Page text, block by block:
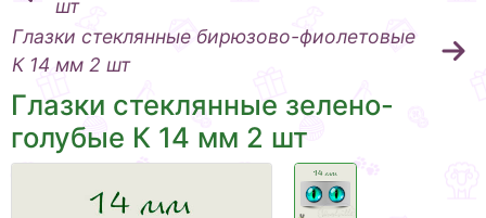
шт
Глазки стеклянные бирюзово-фиолетовые
К 14 мм 2 шт
Глазки стеклянные зелено-
голубые К 14 мм 2 шт